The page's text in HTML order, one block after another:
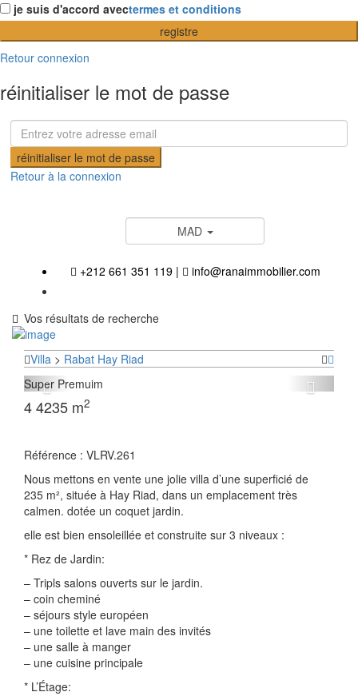
je suis d'accord avectermes et conditions
registre
Retour connexion
réinitialiser le mot de passe
réinitialiser le mot de passe
Retour à la connexion
MAD
+212 661 351 119| info@ranaimmobilier.com
Vos résultats de recherche
Villa > Rabat Hay Riad
Super Premuim
44235 m2
Référence : VLRV.261
Nous mettons en vente une jolie villa d’une superficié de
235 m², située à Hay Riad, dans un emplacement très
calmen. dotée un coquet jardin.
elle est bien ensoleillée et construite sur 3 niveaux :
* Rez de Jardin:
– Tripls salons ouverts sur le jardin.
– coin cheminé
– séjours style européen
– une toilette et lave main des invités
– une salle à manger
– une cuisine principale
* L’Étage: